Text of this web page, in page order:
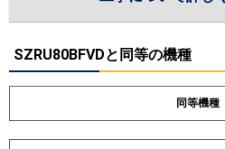
SZRU80BFVDと同等の機種
同等機種
ダイキン